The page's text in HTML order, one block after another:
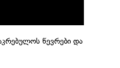
წევრები და